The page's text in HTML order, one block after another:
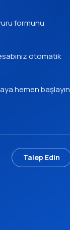
formunu
otomatik
hemen başlayın
Talep Edin